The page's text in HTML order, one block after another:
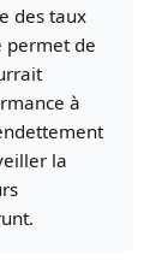
des taux
permet de
à
la